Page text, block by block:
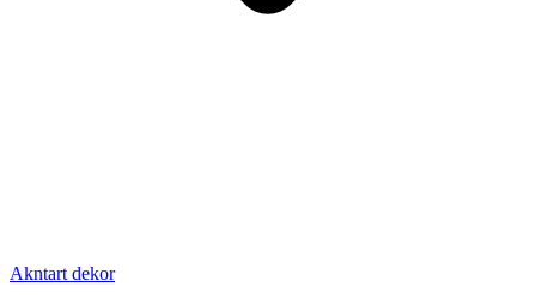
Akntart dekor